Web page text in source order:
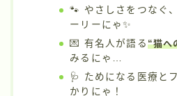
🐾 やさしさをつなぐ
ーリーにゃ✨
💌 有名人が語る “猫へ
みるにゃ…
🩺 ためになる医療と
かりにゃ！